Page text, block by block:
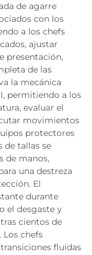
de agarre
con los
a los chefs
ajustar
presentación,
de las
la mecánica
permitiendo a los
evaluar el
movimientos
protectores
de tallas se
de manos,
una destreza
El
durante
el desgaste y
cientos de
Los chefs
fluidas